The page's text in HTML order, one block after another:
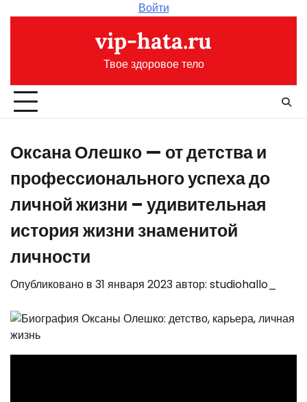
Войти
vip-hata.ru
Твое здоровое тело
Оксана Олешко — от детства и
профессионального успеха до
личной жизни – удивительная
история жизни знаменитой
личности
Опубликовано в 31 января 2023автор: studiohallo_